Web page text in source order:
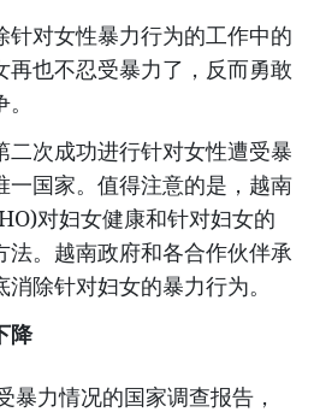
针对女性暴力行为的工作中的
再也不忍受暴力了，反而勇敢
二次成功进行针对女性遭受暴
一国家。值得注意的是，越南
对妇女健康和针对妇女的
法。越南政府和各合作伙伴承
除针对妇女的暴力行为。
降
暴力情况的国家调查报告，